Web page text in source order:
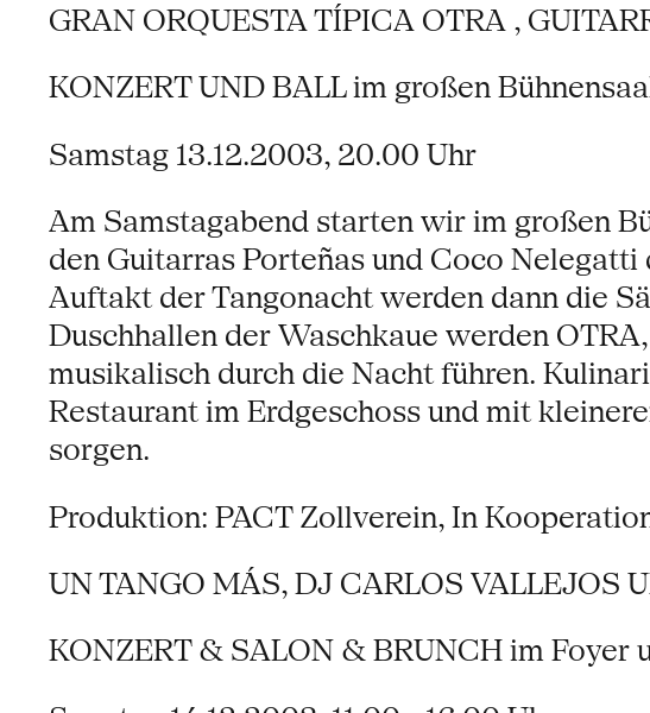
GRAN ORQUESTA TÍPICA OTRA ,
KONZERT UND BALL im großen
Samstag 13.12.2003, 20.00 Uhr
Am Samstagabend starten wir im großen
den Guitarras Porteñas und Coco
Auftakt der Tangonacht werden dann die
Duschhallen der Waschkaue werden
musikalisch durch die Nacht führen.
Restaurant im Erdgeschoss und mit
sorgen.
Produktion: PACT Zollverein, In
UN TANGO MÁS, DJ CARLOS VALLEJOS
KONZERT & SALON & BRUNCH im Foyer